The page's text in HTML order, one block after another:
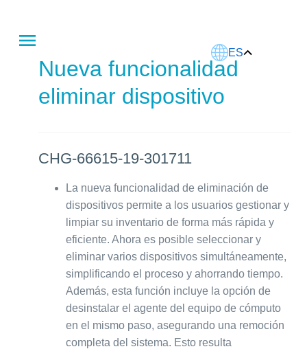
ES
Nueva funcionalidad
eliminar dispositivo
CHG-66615-19-301711
La nueva funcionalidad de eliminación de
dispositivos permite a los usuarios gestionar y
limpiar su inventario de forma más rápida y
eficiente. Ahora es posible seleccionar y
eliminar varios dispositivos simultáneamente,
simplificando el proceso y ahorrando tiempo.
Además, esta función incluye la opción de
desinstalar el agente del equipo de cómputo
en el mismo paso, asegurando una remoción
completa del sistema. Esto resulta